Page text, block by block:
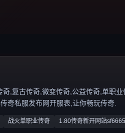
,复古传奇,微变传奇,公益传奇,单职
奇私服发布网开服表,让你畅玩传奇.
战火单职业传奇 1.80传奇新开网站